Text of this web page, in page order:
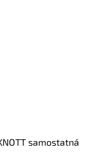
samostatná